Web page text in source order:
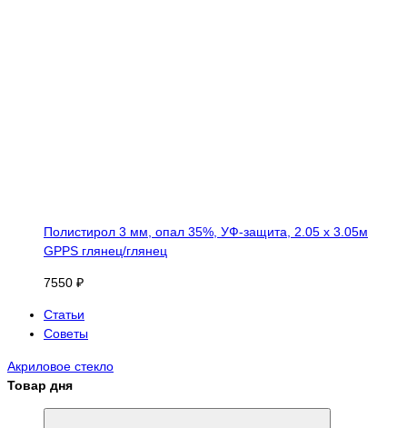
Полистирол 3 мм, опал 35%, УФ-защита, 2.05 х 3.05м
GPPS глянец/глянец
7550 ₽
Статьи
Советы
Акриловое стекло
Товар дня